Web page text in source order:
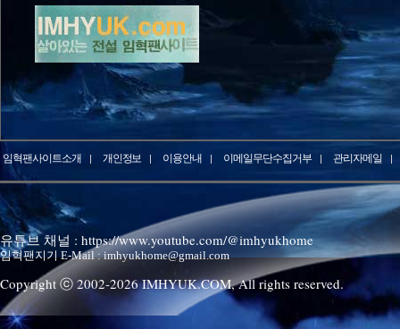
임혁팬사이트소개 개인정보 이용안내 이메일무단수집거부 관리자메일
유튜브 채널 : https://www.youtube.com/@imhyukhome
임혁팬지기 E-Mail : imhyukhome@gmail.com
Copyright ⓒ 2002-2026IMHYUK.COM,All rights reserved.